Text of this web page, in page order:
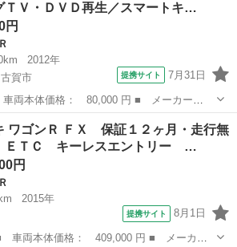
ＴＶ・ＤＶＤ再生／スマートキ…
円
2012年
賀市
提携サイト 7月31日
ワゴンＲ ■ グレード名： リミテッド
Ｖ・ＤＶＤ再生／スマートキー／プッシュ
ンＲ
ワゴンＲ ＦＸ 保証１２ヶ月・走行無
ＴＣ キーレスエントリー …
円
2015年
提携サイト 8月1日